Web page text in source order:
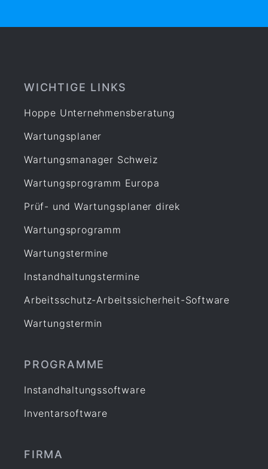
WICHTIGE LINKS
Hoppe Unternehmensberatung
Wartungsplaner
Wartungsmanager Schweiz
Wartungsprogramm Europa
Prüf- und Wartungsplaner direk
Wartungsprogramm
Wartungstermine
Instandhaltungstermine
Arbeitsschutz-Arbeitssicherheit-Software
Wartungstermin
PROGRAMME
Instandhaltungssoftware
Inventarsoftware
FIRMA